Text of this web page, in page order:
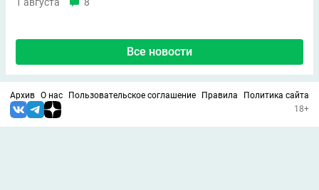
Все новости
Архив О нас Пользовательское соглашение Правила
Политика сайта
18+